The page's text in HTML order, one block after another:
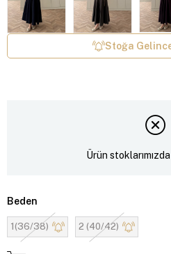
Stoğa
Ürün stoklarımızda
Beden
1(36/38) 2 (40/42)